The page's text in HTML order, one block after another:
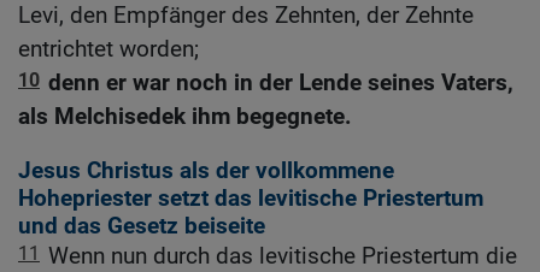
Levi, den Empfänger des Zehnten, der Zehnte
entrichtet worden;
10 denn er war noch in der Lende seines Vaters,
als Melchisedek ihm begegnete.
Jesus Christus als der vollkommene
Hohepriester setzt das levitische Priestertum
und das Gesetz beiseite
11 Wenn nun durch das levitische Priestertum die